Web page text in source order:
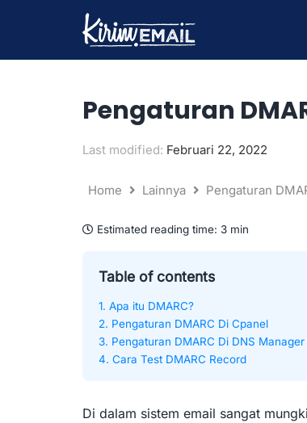
konten
Pengaturan
Last modified: Februari 22, 2022
Home Lainnya Pengaturan
Estimated reading time: 3 min
Table of contents
1. Apa itu DMARC?
2. Pengaturan DMARC Di Cpanel
3. Pengaturan DMARC Di DNS Manager
4. Cara Test DMARC Record
Di dalam sistem email sangat